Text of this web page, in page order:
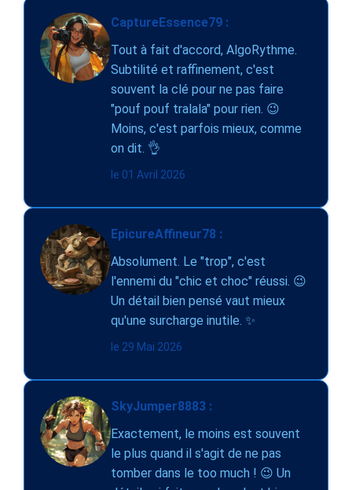
CaptureEssence79 :
Tout à fait d'accord, AlgoRythme.
Subtilité et raffinement, c'est
souvent la clé pour ne pas faire
"pouf pouf tralala" pour rien. 😉
Moins, c'est parfois mieux, comme
on dit. 👌
le 01 Avril 2026
EpicureAffineur78 :
Absolument. Le "trop", c'est
l'ennemi du "chic et choc" réussi. 😉
Un détail bien pensé vaut mieux
qu'une surcharge inutile. ✨
le 29 Mai 2026
SkyJumper8883 :
Exactement, le moins est souvent
le plus quand il s'agit de ne pas
tomber dans le too much ! 😉 Un